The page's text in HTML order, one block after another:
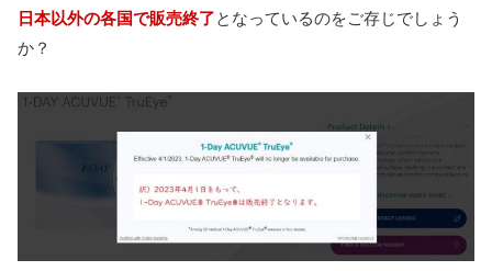
日本以外の各国で販売終了となっているのをご存じでしょう
か？